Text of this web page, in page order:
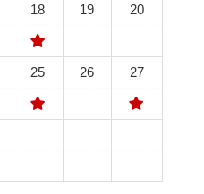
18 19 20
25 26 27